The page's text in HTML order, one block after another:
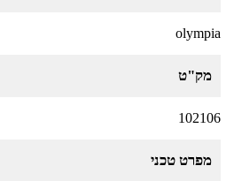
olympia
מק"ט
102106
מפרט טכני